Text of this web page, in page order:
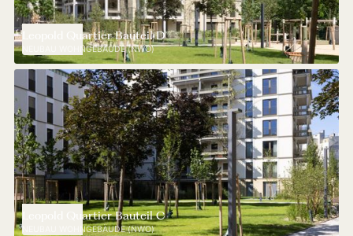
Leopold Quartier Bauteil D
NEUBAU WOHNGEBÄUDE (NWO)
Leopold Quartier Bauteil C
NEUBAU WOHNGEBÄUDE (NWO)